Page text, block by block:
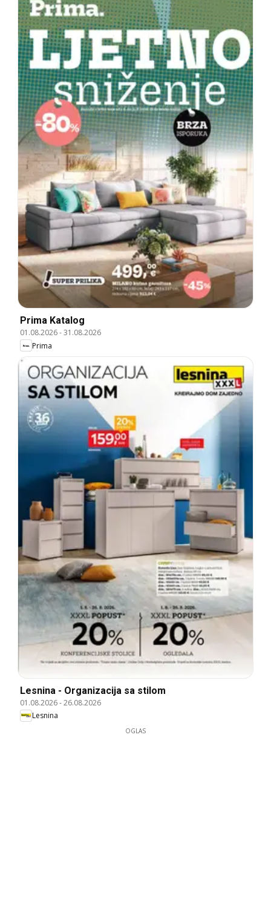
Prima Katalog
01.08.2026-31.08.2026
Prima
Lesnina - Organizacija sa stilom
01.08.2026-26.08.2026
Lesnina
OGLAS